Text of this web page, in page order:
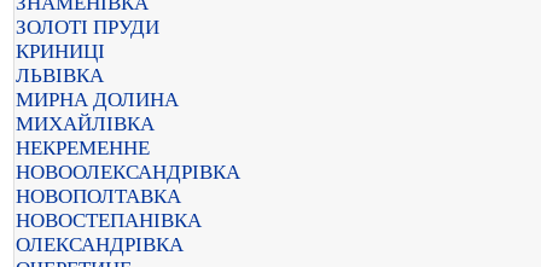
ЗОЛОТІ ПРУДИ
КРИНИЦІ
ЛЬВІВКА
МИРНА ДОЛИНА
МИХАЙЛІВКА
НЕКРЕМЕННЕ
НОВООЛЕКСАНДРІВКА
НОВОПОЛТАВКА
НОВОСТЕПАНІВКА
ОЛЕКСАНДРІВКА